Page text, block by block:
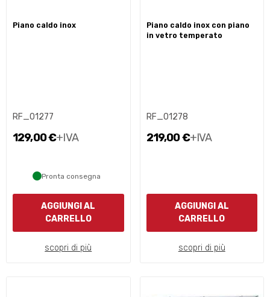
piano caldo inox
RF_01277
129,00 €+IVA
Pronta consegna
AGGIUNGI AL
CARRELLO
scopri di più
piano caldo inox con piano
in vetro temperato
RF_01278
219,00 €+IVA
AGGIUNGI AL
CARRELLO
scopri di più